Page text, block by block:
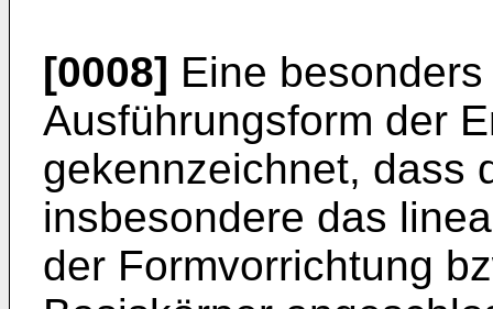
[0008] Eine
Ausführungsform der
gekennzeichnet, dass
insbesondere das
der Formvorrichtung